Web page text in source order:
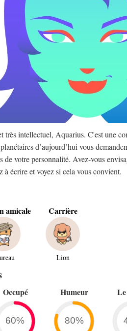
très intellectuel, Aquarius. C'est une
d’aujourd’hui vous
de votre personnalité. Avez-vous
à écrire et voyez si cela vous convient.
amicale Carrière
Lion
Occupé
60%
Humeur
80%
Le